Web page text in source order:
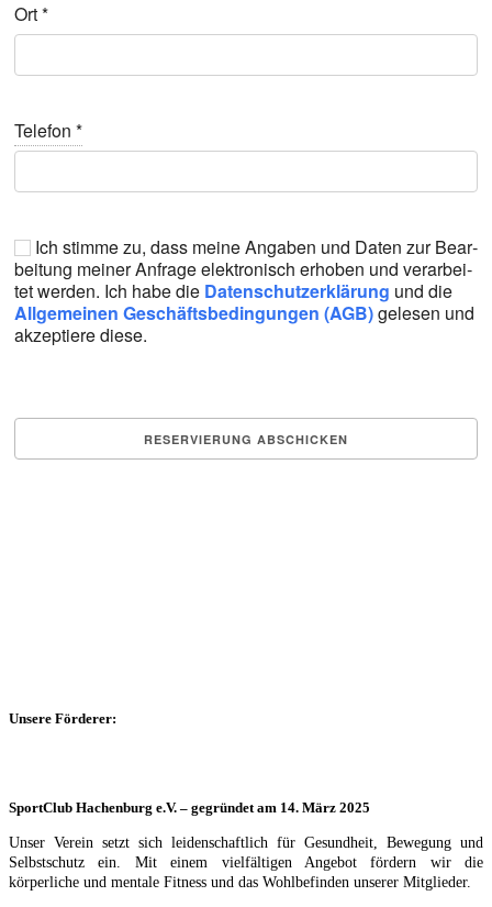
Ort*
Tele­fon *
Ich stim­me zu, dass mei­ne Anga­ben und Daten zur Bear­
bei­tung mei­ner Anfra­ge elek­tro­nisch erho­ben und ver­ar­bei­
tet wer­den. Ich habe die Daten­schutz­er­klä­rung und die
All­ge­mei­nen Geschäfts­be­din­gun­gen (AGB)gele­sen und
akzep­tie­re die­se.
Unsere Förderer:
SportClub Hachenburg e.V. – gegründet am 14. März 2025
Unser Verein setzt sich leidenschaftlich für Gesundheit, Bewegung und
Selbstschutz ein. Mit einem vielfältigen Angebot fördern wir die
körperliche und mentale Fitness und das Wohlbefinden unserer Mitglieder.